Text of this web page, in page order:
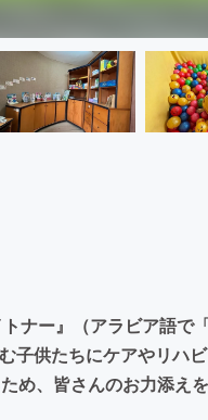
ナー』（アラビア語で
子供たちにケアやリハ
め、皆さんのお力添え